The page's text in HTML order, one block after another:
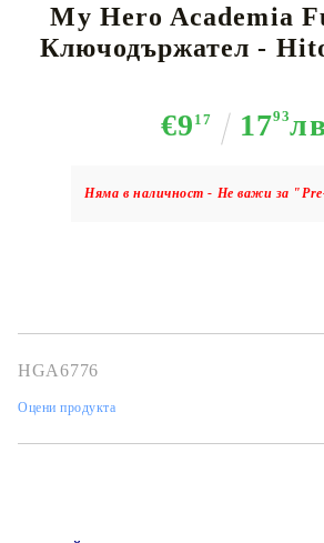
My Hero Academia
Ключодържател -
€9 17 1793
Няма в наличност - Не важи за
HGA6776
Оцени продукта